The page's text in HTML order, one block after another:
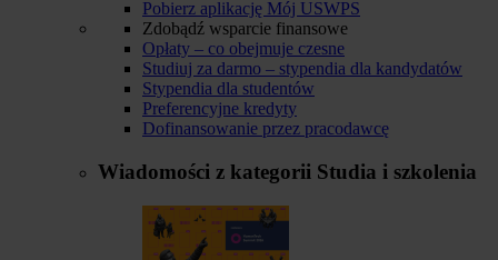
Pobierz aplikację Mój USWPS
Zdobądź wsparcie finansowe
Opłaty – co obejmuje czesne
Studiuj za darmo – stypendia dla kandydatów
Stypendia dla studentów
Preferencyjne kredyty
Dofinansowanie przez pracodawcę
Wiadomości z kategorii Studia i szkolenia